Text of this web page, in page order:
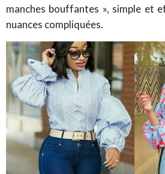
manches bouffantes », simple et
nuances compliquées.